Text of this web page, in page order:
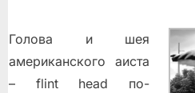
Голова и шея
американского аиста
– flint head по-